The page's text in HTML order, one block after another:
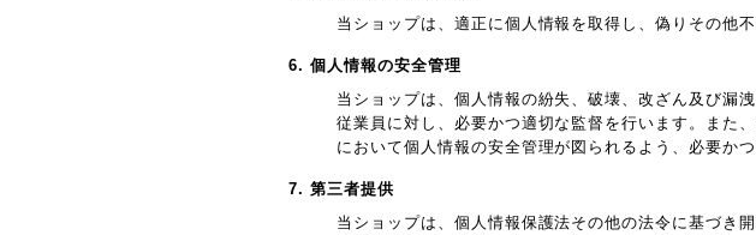
当ショップは、適正に個人情報を取得し、偽りその他
6. 個人情報の安全管理
当ショップは、個人情報の紛失、破壊、改ざん及び漏
従業員に対し、必要かつ適切な監督を行います。また
において個人情報の安全管理が図られるよう、必要か
7. 第三者提供
当ショップは、個人情報保護法その他の法令に基づき